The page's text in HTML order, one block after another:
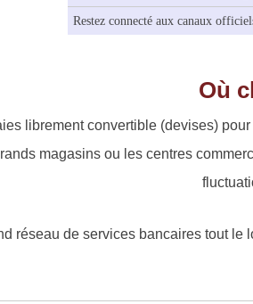
Restez connecté aux canaux
Où
librement convertible (devises)
magasins ou les centres
réseau de services bancaires tout